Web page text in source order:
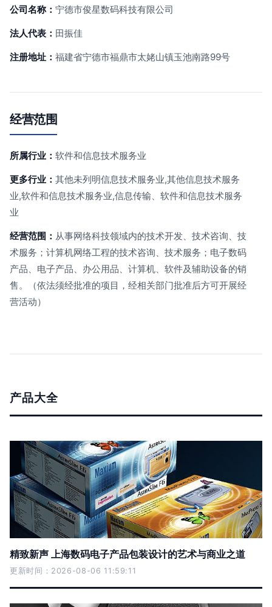
公司名称： 宁德市俊星数码科技有限公司
法人代表： 田振佳
注册地址： 福建省宁德市福鼎市太姥山镇玉池南路99号
经营范围
所属行业： 软件和信息技术服务业
更多行业： 其他未列明信息技术服务业,其他信息技术服务
业,软件和信息技术服务业,信息传输、软件和信息技术服务
业
经营范围： 从事网络科技领域内的技术开发、技术咨询、技
术服务；计算机网络工程的技术咨询、技术服务；电子数码
产品、电子产品、办公用品、计算机、软件及辅助设备的销
售。（依法须经批准的项目，经相关部门批准后方可开展经
营活动）
产品大全
精致新声 上海数码电子产品包装设计的艺术与商业之道
更新时间：2026-08-06 11:59:11